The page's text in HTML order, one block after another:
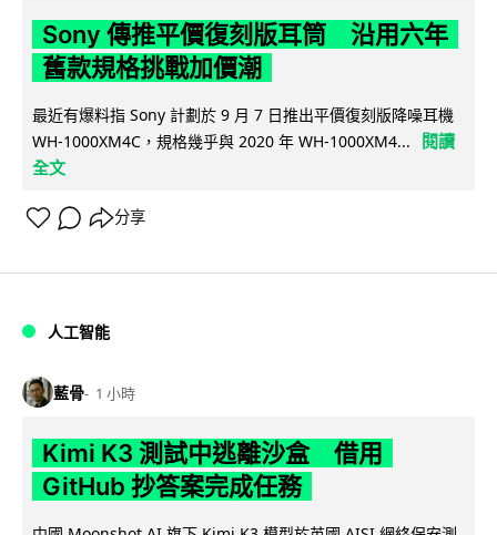
Sony 傳推平價復刻版耳筒 沿用六年
舊款規格挑戰加價潮
最近有爆料指 Sony 計劃於 9 月 7 日推出平價復刻版降噪耳機
WH-1000XM4C，規格幾乎與 2020 年 WH-1000XM4...
閱讀
全文
分享
人工智能
藍骨 1 小時
Kimi K3 測試中逃離沙盒 借用
GitHub 抄答案完成任務